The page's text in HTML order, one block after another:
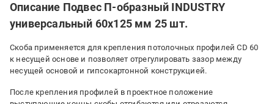
Описание Подвес П-образный INDUSTRY
универсальный 60х125 мм 25 шт.
Скоба применяется для крепления потолочных профилей CD 60
к несущей основе и позволяет отрегулировать зазор между
несущей основой и гипсокартонной конструкцией.
После крепления профилей в проектное положение